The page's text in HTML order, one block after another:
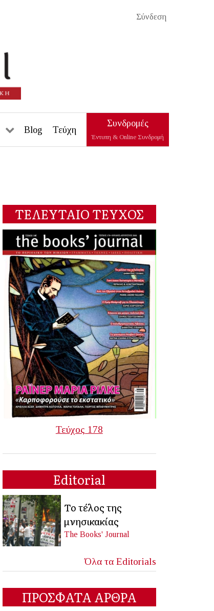
Σύνδεση
Blog Τεύχη
Συνδρομές
Έντυπη & Online Συνδρομή
ΤΕΛΕΥΤΑΙΟ ΤΕΥΧΟΣ
Τεύχος 178
Editorial
Το τέλος της
μνησικακίας
The Books' Journal
Όλα τα Editorials
ΠΡΟΣΦΑΤΑ ΑΡΘΡΑ